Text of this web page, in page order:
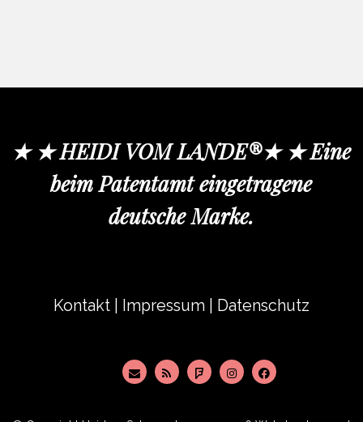
★ ★ HEIDI VOM LANDE®★ ★ Eine
beim Patentamt eingetragene
deutsche Marke.
Kontakt Impressum Datenschutz